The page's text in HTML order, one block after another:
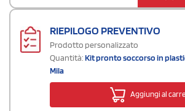
RIEPILOGO PREVENTIVO
Prodotto personalizzato
Quantità:Kit pronto soccorso in
Mila
Aggiungi al